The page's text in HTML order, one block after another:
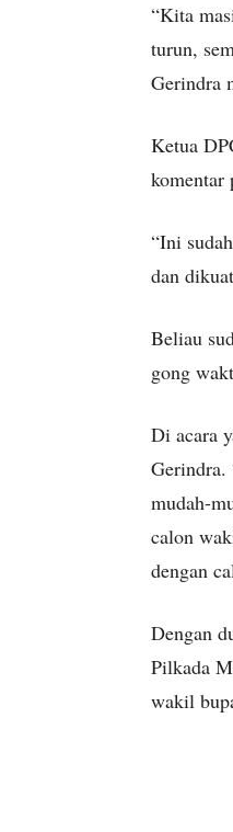
“Kita
turun,
Gerindra
Ketua
komentar
“Ini
dan
Beliau
gong
Di acara
Gerindra.
mudah-
calon
dengan
Dengan
Pilkada
wakil